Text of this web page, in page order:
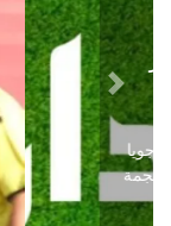
الأولى
بعد
الدرجة
حسم
Previous